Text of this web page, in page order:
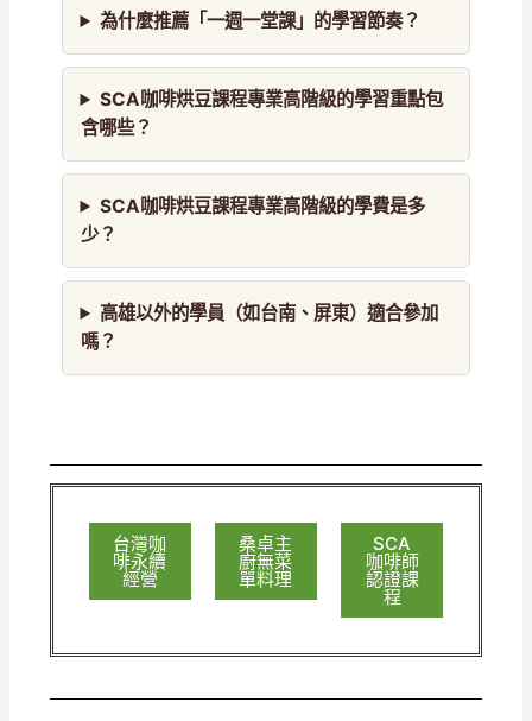
為什麼推薦「一週一堂課」的學習節奏？
SCA咖啡烘豆課程專業高階級的學習重點包
含哪些？
SCA咖啡烘豆課程專業高階級的學費是多
少？
高雄以外的學員（如台南、屏東）適合參加
嗎？
台灣咖
啡永續
經營
桑卓主
廚無菜
單料理
SCA
咖啡師
認證課
程